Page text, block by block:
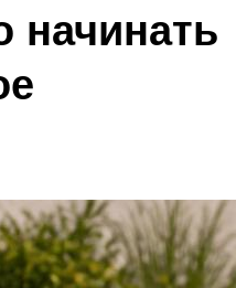
начинать